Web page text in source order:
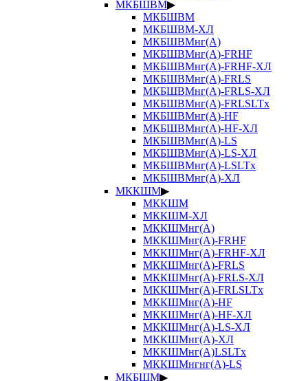
МКБШВМ▶
МКБШВМ
МКБШВМ-ХЛ
МКБШВМнг(А)
МКБШВМнг(А)-FRHF
МКБШВМнг(А)-FRHF-ХЛ
МКБШВМнг(А)-FRLS
МКБШВМнг(А)-FRLS-ХЛ
МКБШВМнг(А)-FRLSLTx
МКБШВМнг(А)-HF
МКБШВМнг(А)-HF-ХЛ
МКБШВМнг(А)-LS
МКБШВМнг(А)-LS-ХЛ
МКБШВМнг(А)-LSLTx
МКБШВМнг(А)-ХЛ
МККШМ▶
МККШМ
МККШМ-ХЛ
МККШМнг(А)
МККШМнг(А)-FRHF
МККШМнг(А)-FRHF-ХЛ
МККШМнг(А)-FRLS
МККШМнг(А)-FRLS-ХЛ
МККШМнг(А)-FRLSLTx
МККШМнг(А)-HF
МККШМнг(А)-HF-ХЛ
МККШМнг(А)-LS-ХЛ
МККШМнг(А)-ХЛ
МККШМнг(А)LSLTx
МККШМнгнг(А)-LS
МКБШМ▶